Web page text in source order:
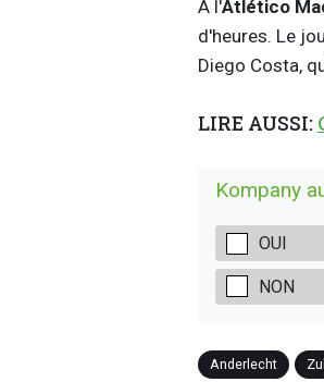
À l'Atlético
d'heures. Le
Diego Costa,
LIRE AUSSI:
Kompany
OUI
NON
Anderlecht